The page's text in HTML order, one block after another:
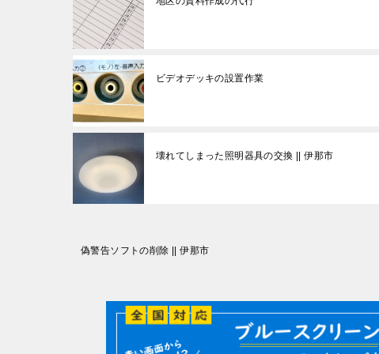
ビデオデッキの設置作業
壊れてしまった照明器具の交換 || 伊那市
投偽警告ソフトの削除 || 伊那市